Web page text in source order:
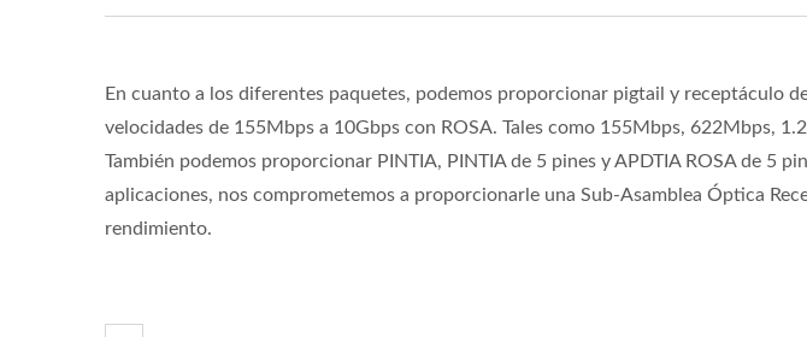
En cuanto a los diferentes paquetes, podemos proporcionar pigtail y receptáculo
velocidades de 155Mbps a 10Gbps con ROSA. Tales como 155Mbps, 622Mbps,
También podemos proporcionar PINTIA, PINTIA de 5 pines y APDTIA ROSA de 5
aplicaciones, nos comprometemos a proporcionarle una Sub-Asamblea Óptica
rendimiento.